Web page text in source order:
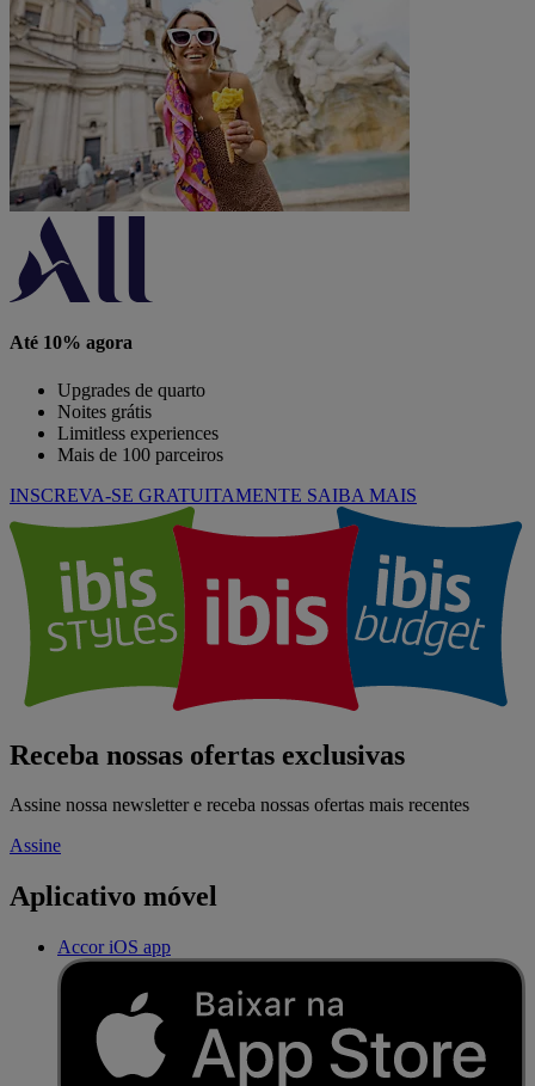
Até 10% agora
Upgrades de quarto
Noites grátis
Limitless experiences
Mais de 100 parceiros
INSCREVA-SE GRATUITAMENTE SAIBA MAIS
Receba nossas ofertas exclusivas
Assine nossa newsletter e receba nossas ofertas mais recentes
Assine
Aplicativo móvel
Accor iOS app